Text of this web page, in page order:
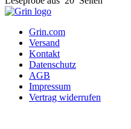
Grin.com
Versand
Kontakt
Datenschutz
AGB
Impressum
Vertrag widerrufen